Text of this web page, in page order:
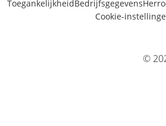
ToegankelijkheidBedrijfsgegevens
Cookie-
©